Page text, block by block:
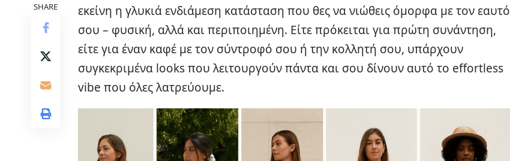
SHARE
εκείνη η γλυκιά ενδιάμεση κατάσταση που θες να νιώθεις όμορφα με τον εαυτό
σου – φυσική, αλλά και περιποιημένη. Είτε πρόκειται για πρώτη συνάντηση,
είτε για έναν καφέ με τον σύντροφό σου ή την κολλητή σου, υπάρχουν
συγκεκριμένα looks που λειτουργούν πάντα και σου δίνουν αυτό το effortless
vibe που όλες λατρεύουμε.